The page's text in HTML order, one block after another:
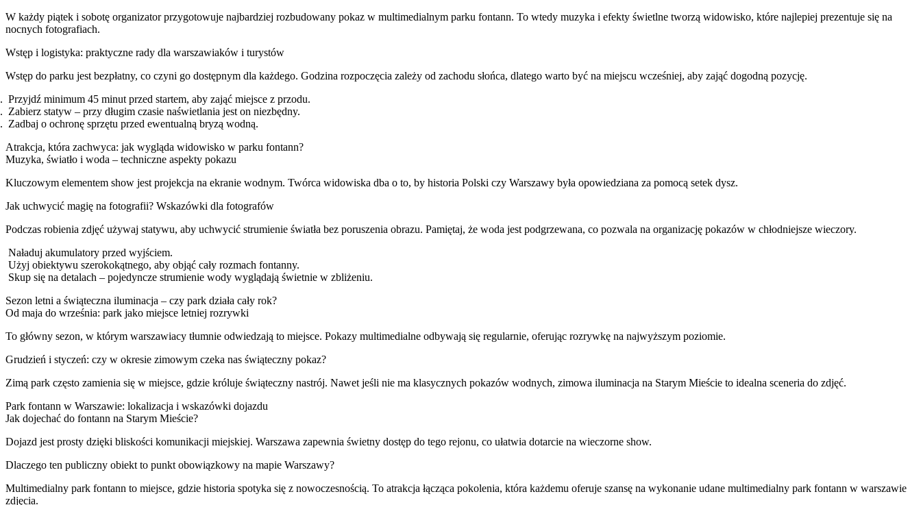
W każdy piątek i sobotę organizator przygotowuje najbardziej rozbudowany pokaz w multimedialnym parku fontann. To wtedy muzyka i efekty świetlne tworzą widowisko, które najlepiej prezentuje się na
nocnych fotografiach.
Wstęp i logistyka: praktyczne rady dla warszawiaków i turystów
Wstęp do parku jest bezpłatny, co czyni go dostępnym dla każdego. Godzina rozpoczęcia zależy od zachodu słońca, dlatego warto być na miejscu wcześniej, aby zająć dogodną pozycję.
Przyjdź minimum 45 minut przed startem, aby zająć miejsce z przodu.
Zabierz statyw – przy długim czasie naświetlania jest on niezbędny.
Zadbaj o ochronę sprzętu przed ewentualną bryzą wodną.
Atrakcja, która zachwyca: jak wygląda widowisko w parku fontann?
Muzyka, światło i woda – techniczne aspekty pokazu
Kluczowym elementem show jest projekcja na ekranie wodnym. Twórca widowiska dba o to, by historia Polski czy Warszawy była opowiedziana za pomocą setek dysz.
Jak uchwycić magię na fotografii? Wskazówki dla fotografów
Podczas robienia zdjęć używaj statywu, aby uchwycić strumienie światła bez poruszenia obrazu. Pamiętaj, że woda jest podgrzewana, co pozwala na organizację pokazów w chłodniejsze wieczory.
Naładuj akumulatory przed wyjściem.
Użyj obiektywu szerokokątnego, aby objąć cały rozmach fontanny.
Skup się na detalach – pojedyncze strumienie wody wyglądają świetnie w zbliżeniu.
Sezon letni a świąteczna iluminacja – czy park działa cały rok?
Od maja do września: park jako miejsce letniej rozrywki
To główny sezon, w którym warszawiacy tłumnie odwiedzają to miejsce. Pokazy multimedialne odbywają się regularnie, oferując rozrywkę na najwyższym poziomie.
Grudzień i styczeń: czy w okresie zimowym czeka nas świąteczny pokaz?
Zimą park często zamienia się w miejsce, gdzie króluje świąteczny nastrój. Nawet jeśli nie ma klasycznych pokazów wodnych, zimowa iluminacja na Starym Mieście to idealna sceneria do zdjęć.
Park fontann w Warszawie: lokalizacja i wskazówki dojazdu
Jak dojechać do fontann na Starym Mieście?
Dojazd jest prosty dzięki bliskości komunikacji miejskiej. Warszawa zapewnia świetny dostęp do tego rejonu, co ułatwia dotarcie na wieczorne show.
Dlaczego ten publiczny obiekt to punkt obowiązkowy na mapie Warszawy?
Multimedialny park fontann to miejsce, gdzie historia spotyka się z nowoczesnością. To atrakcja łącząca pokolenia, która każdemu oferuje szansę na wykonanie udane multimedialny park fontann w warszawie
zdjęcia.